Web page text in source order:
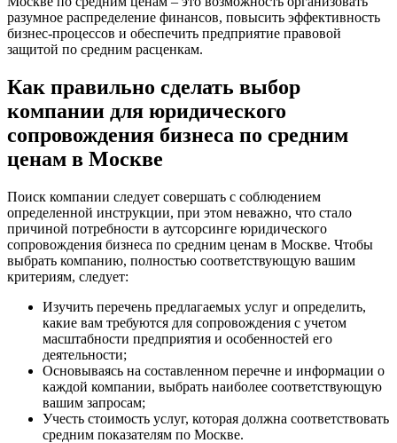
разумное распределение финансов, повысить эффективность
бизнес-процессов и обеспечить предприятие правовой
защитой по средним расценкам.
Как правильно сделать выбор
компании для юридического
сопровождения бизнеса по средним
ценам в Москве
Поиск компании следует совершать с соблюдением
определенной инструкции, при этом неважно, что стало
причиной потребности в аутсорсинге юридического
сопровождения бизнеса по средним ценам в Москве. Чтобы
выбрать компанию, полностью соответствующую вашим
критериям, следует:
Изучить перечень предлагаемых услуг и определить,
какие вам требуются для сопровождения с учетом
масштабности предприятия и особенностей его
деятельности;
Основываясь на составленном перечне и информации о
каждой компании, выбрать наиболее соответствующую
вашим запросам;
Учесть стоимость услуг, которая должна соответствовать
средним показателям по Москве.